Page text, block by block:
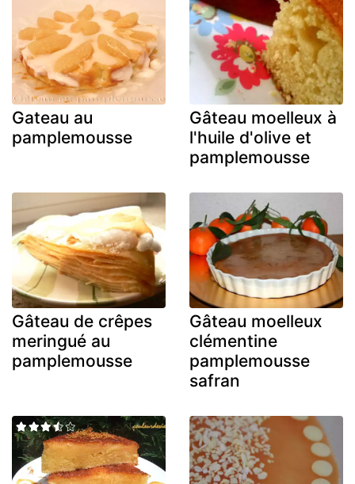
Gateau au
pamplemousse
Gâteau moelleux à
l'huile d'olive et
pamplemousse
Gâteau de crêpes
meringué au
pamplemousse
Gâteau moelleux
clémentine
pamplemousse
safran